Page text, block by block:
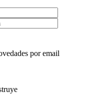
por email